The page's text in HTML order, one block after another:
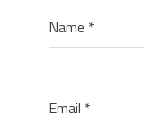
Name *
Email *